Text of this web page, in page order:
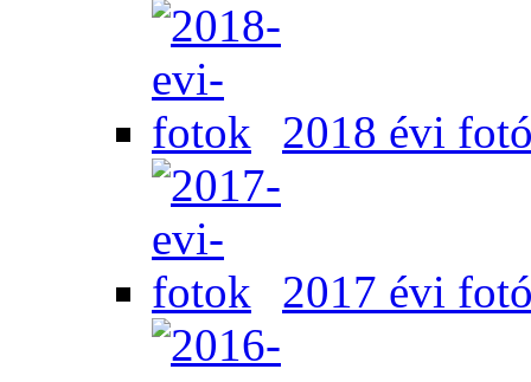
2018 évi
2017 évi